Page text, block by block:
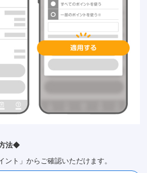
法◆
ント」からご確認いただけます。